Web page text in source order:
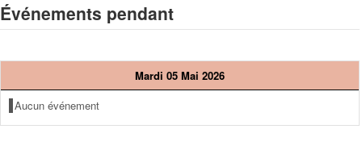
Événements pendant
Mardi 05 Mai 2026
Aucun événement